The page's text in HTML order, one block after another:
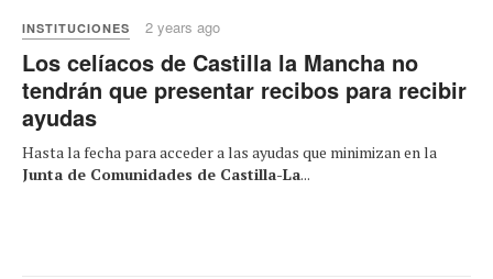
INSTITUCIONES 2 years ago
Los celíacos de Castilla la Mancha no
tendrán que presentar recibos para recibir
ayudas
Hasta la fecha para acceder a las ayudas que minimizan en la
Junta de Comunidades de Castilla-La...